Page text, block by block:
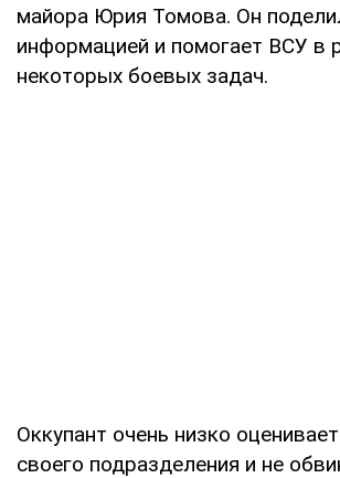
майора Юрия Томова. Он
информацией и помогает ВСУ в
некоторых боевых задач.
Оккупант очень низко
своего подразделения и не